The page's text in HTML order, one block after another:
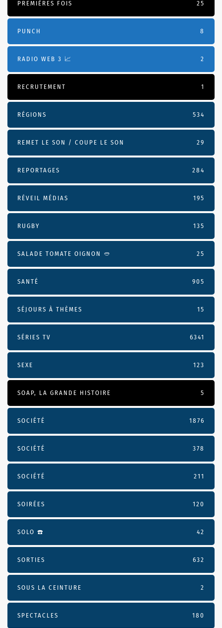
PREMIÈRES FOIS 25
PUNCH 8
RADIO WEB 3 📈 2
RECRUTEMENT 1
RÉGIONS 534
REMET LE SON / COUPE LE SON 29
REPORTAGES 284
RÉVEIL MÉDIAS 195
RUGBY 135
SALADE TOMATE OIGNON 🥙 25
SANTÉ 905
SÉJOURS À THÈMES 15
SÉRIES TV 6341
SEXE 123
SOAP, LA GRANDE HISTOIRE 5
SOCIÉTÉ 1876
SOCIÉTÉ 378
SOCIÉTÉ 211
SOIRÉES 120
SOLO ☎️ 42
SORTIES 632
SOUS LA CEINTURE 2
SPECTACLES 180